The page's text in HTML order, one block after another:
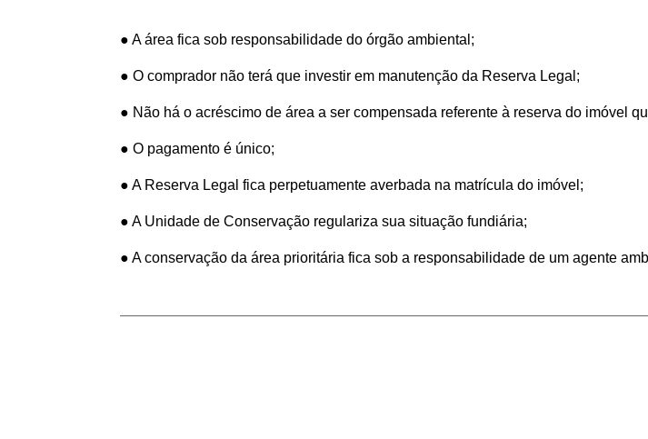
● A área fica sob responsabilidade do órgão ambiental;
● O comprador não terá que investir em manutenção da Reserva Legal;
● Não há o acréscimo de área a ser compensada referente à reserva do imóvel
● O pagamento é único;
● A Reserva Legal fica perpetuamente averbada na matrícula do imóvel;
● A Unidade de Conservação regulariza sua situação fundiária;
● A conservação da área prioritária fica sob a responsabilidade de um agente